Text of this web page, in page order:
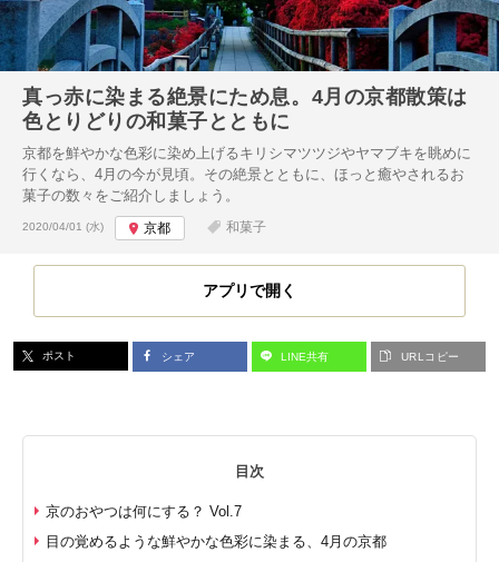
真っ赤に染まる絶景にため息。4月の京都散策は
色とりどりの和菓子とともに
京都を鮮やかな色彩に染め上げるキリシマツツジやヤマブキを眺めに
行くなら、4月の今が見頃。その絶景とともに、ほっと癒やされるお
菓子の数々をご紹介しましょう。
投稿日:
2020/04/01 (水) 京都 和菓子
アプリで開く
ポスト シェア LINE共有 URLコピー
目次
京のおやつは何にする？ Vol.7
目の覚めるような鮮やかな色彩に染まる、4月の京都